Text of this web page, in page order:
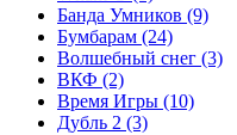
Банда Умников (9)
Бумбарам (24)
Волшебный снег (3)
ВКФ (2)
Время Игры (10)
Дубль 2 (3)